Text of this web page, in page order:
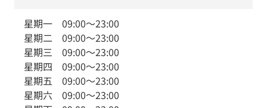
星期一 09:00～23:00
星期二 09:00～23:00
星期三 09:00～23:00
星期四 09:00～23:00
星期五 09:00～23:00
星期六 09:00～23:00